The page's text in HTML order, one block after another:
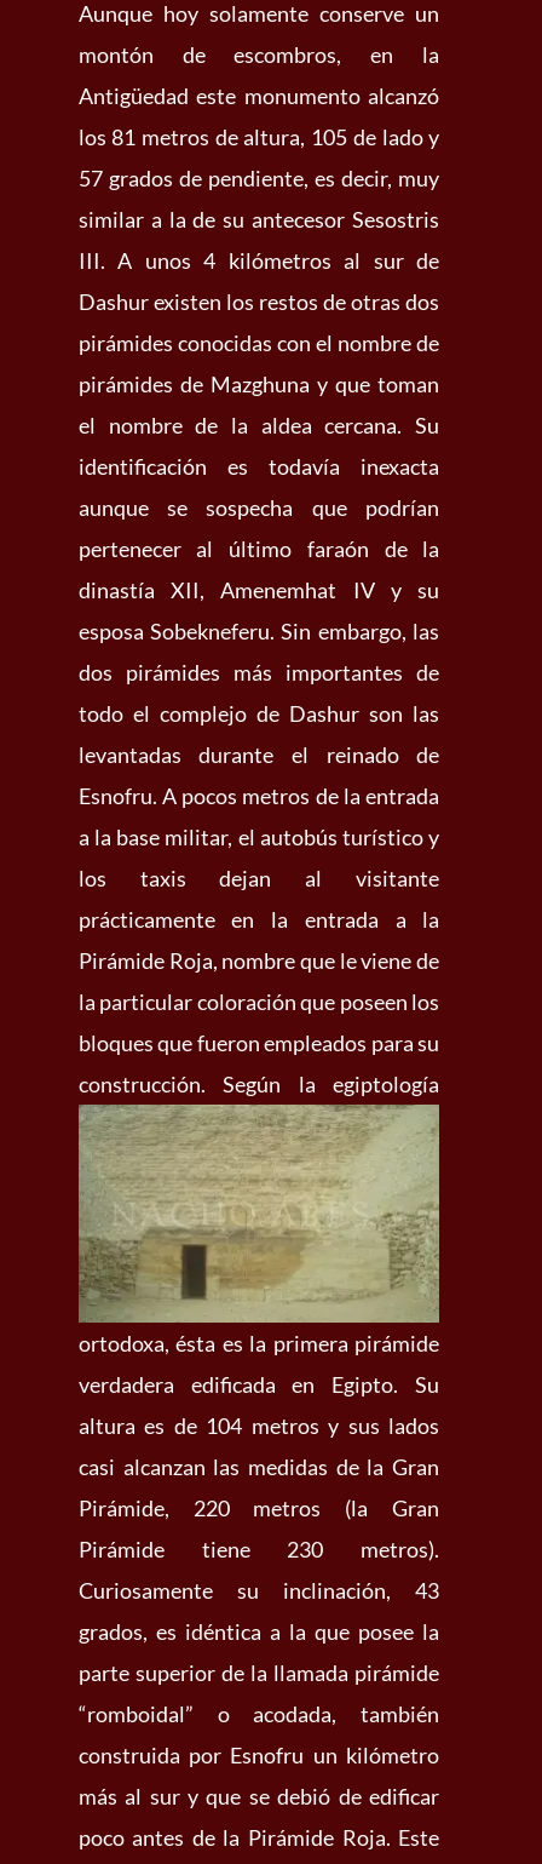
Aunque hoy solamente conserve un
montón de escombros, en la
Antigüedad este monumento alcanzó
los 81 metros de altura, 105 de lado y
57 grados de pendiente, es decir, muy
similar a la de su antecesor Sesostris
III. A unos 4 kilómetros al sur de
Dashur existen los restos de otras dos
pirámides conocidas con el nombre de
pirámides de Mazghuna y que toman
el nombre de la aldea cercana. Su
identificación es todavía inexacta
aunque se sospecha que podrían
pertenecer al último faraón de la
dinastía XII, Amenemhat IV y su
esposa Sobekneferu. Sin embargo, las
dos pirámides más importantes de
todo el complejo de Dashur son las
levantadas durante el reinado de
Esnofru. A pocos metros de la entrada
a la base militar, el autobús turístico y
los taxis dejan al visitante
prácticamente en la entrada a la
Pirámide Roja, nombre que le viene de
la particular coloración que poseen los
bloques que fueron empleados para su
construcción.Según la egiptología
ortodoxa, ésta es la primera pirámide
verdadera edificada en Egipto. Su
altura es de 104 metros y sus lados
casi alcanzan las medidas de la Gran
Pirámide, 220 metros (la Gran
Pirámide tiene 230 metros).
Curiosamente su inclinación, 43
grados, es idéntica a la que posee la
parte superior de la llamada pirámide
“romboidal” o acodada, también
construida por Esnofru un kilómetro
más al sur y que se debió de edificar
poco antes de la Pirámide Roja. Este